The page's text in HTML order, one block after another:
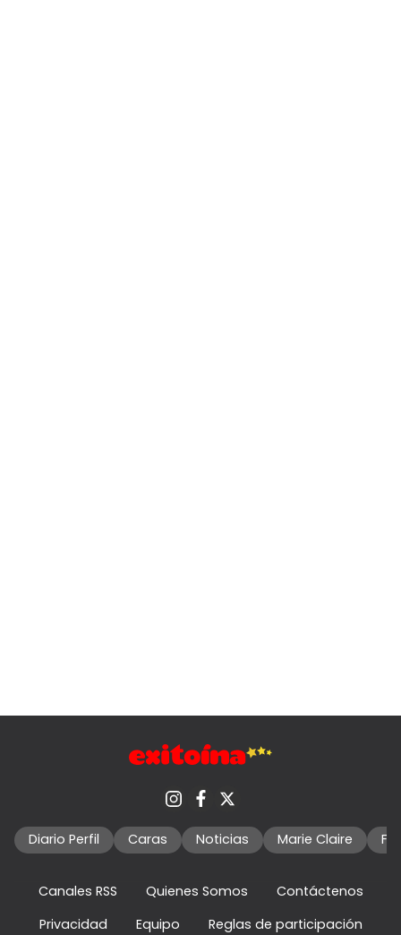
Diario Perfil Caras Noticias Marie Claire
Canales RSS Quienes Somos
Contáctenos
Privacidad
Equipo Reglas de participación